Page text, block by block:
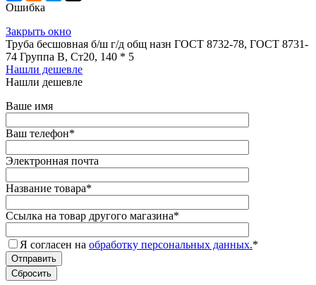
Ошибка
Закрыть окно
Труба бесшовная б/ш г/д общ назн ГОСТ 8732-78, ГОСТ 8731-
74 Группа В, Ст20, 140 * 5
Нашли дешевле
Нашли дешевле
Ваше имя
Ваш телефон*
Электронная почта
Название товара*
Ссылка на товар другого магазина*
Я согласен на обработку персональных данных.*